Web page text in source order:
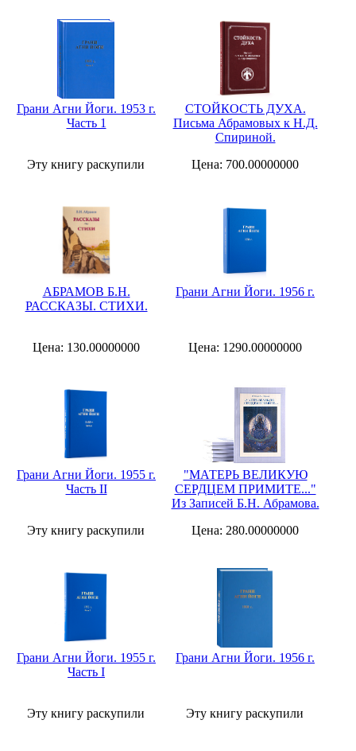
Грани Агни Йоги. 1953 г.
Часть 1
Эту книгу раскупили
СТОЙКОСТЬ ДУХА.
Письма Абрамовых к Н.Д.
Спириной.
Цена: 700.00000000
АБРАМОВ Б.Н.
РАССКАЗЫ. СТИХИ.
Цена: 130.00000000
Грани Агни Йоги. 1956 г.
Цена: 1290.00000000
Грани Агни Йоги. 1955 г.
Часть II
Эту книгу раскупили
"МАТЕРЬ ВЕЛИКУЮ
СЕРДЦЕМ ПРИМИТЕ..."
Из Записей Б.Н. Абрамова.
Цена: 280.00000000
Грани Агни Йоги. 1955 г.
Часть I
Эту книгу раскупили
Грани Агни Йоги. 1956 г.
Эту книгу раскупили